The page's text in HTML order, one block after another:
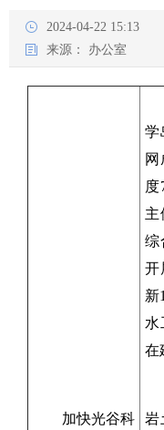
2024-04-22 15:13
来源： 办公室
加快光谷科
学
主
综
开
新
水
在
岩